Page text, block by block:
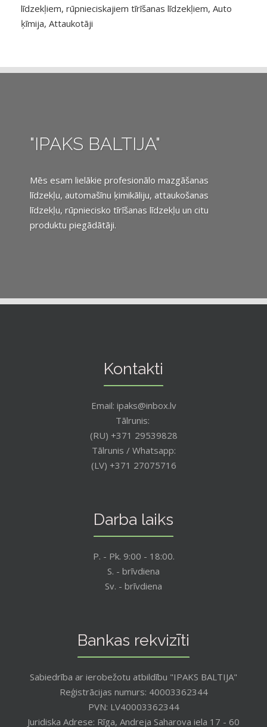
līdzekļiem, rūpnieciskajiem tīrīšanas līdzekļiem, Auto
ķīmija, Attaukotāji
"IPAKS BALTIJA"
Mēs esam lielākie profesionālo mazgāšanas
līdzekļu, automašīnu ķimikāliju, attaukošanas
līdzekļu, rūpniecisko tīrīšanas līdzekļu un citu
produktu piegādātāji.
Kontakti
Email: ipaks@inbox.lv
Tālrunis:
(RU) +371 29539828
Tālrunis / Whatsapp:
(LV) +371 27075716
Darba laiks
P. - Pk. 9:00 - 18:00.
S. - brīvdiena
Sv. - brīvdiena
Bankas rekvizīti
Sabiedrība ar ierobežotu atbildību "IPAKS BALTIJA"
Reģistrācijas numurs: 40003362344
PVN: LV40003362344
Juridiska Adrese: Rīga, Andreja Saharova iela 17 - 60